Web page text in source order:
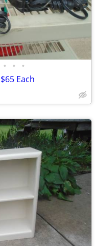
• • •
Each